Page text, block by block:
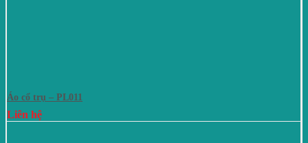
Áo cổ trụ – PL011
Liên hệ